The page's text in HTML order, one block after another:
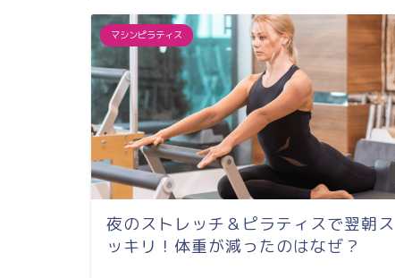
マシンピラティス
夜のストレッチ＆ピラティスで翌朝ス
ッキリ！体重が減ったのはなぜ？